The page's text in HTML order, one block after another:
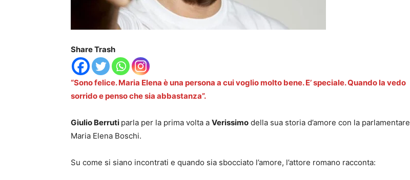
Share Trash
“Sono felice. Maria Elena è una persona a cui voglio molto bene. E’ speciale. Quando la vedo
sorrido e penso che sia abbastanza”.
Giulio Berruti parla per la prima volta a Verissimo della sua storia d’amore con la parlamentare
Maria Elena Boschi.
Su come si siano incontrati e quando sia sbocciato l’amore, l’attore romano racconta: